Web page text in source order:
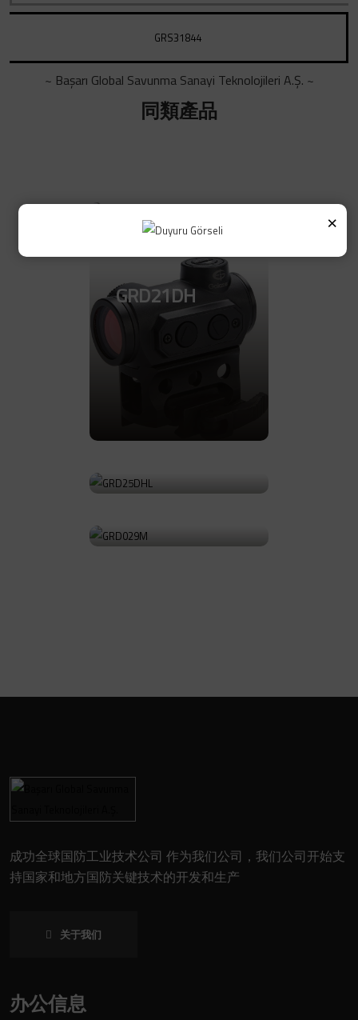
GRS31844
~ Başarı Global Savunma Sanayi Teknolojileri A.Ş. ~
同類產品
GRD020U
GRD21DH
前往产品
成功全球国防工业技术公司 作为我们公司，我们公司开始支
持国家和地方国防关键技术的开发和生产
关于我们
办公信息
×